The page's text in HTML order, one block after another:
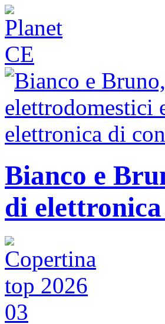
Bianco e
di